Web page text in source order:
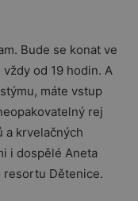
Bude se konat ve
od 19 hodin. A
máte vstup
rej
a krvelačných
i dospělé Aneta
resortu Dětenice.